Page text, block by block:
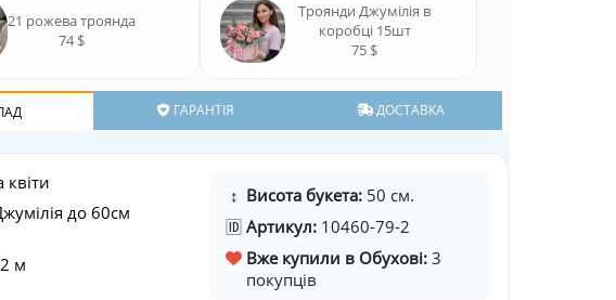
21 рожева троянда
74 $
Троянди Джумілія в
коробці 15шт
75 $
ГАРАНТІЯ ДОСТАВКА
квіти
до 60см
м
↕ Висота букета:50 см.
🆔 Артикул: 10460-79-2
Вже купили в Обухові: 3
покупців